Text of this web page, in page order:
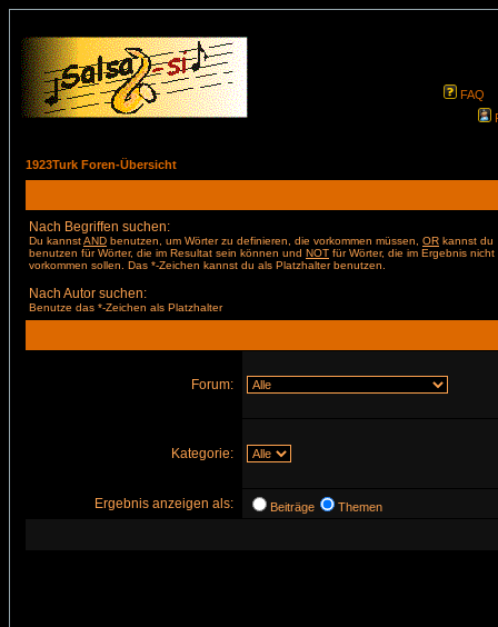
FAQ
1923Turk Foren-Übersicht
Nach Begriffen suchen:
Du kannstAND benutzen, um Wörter zu definieren, die vorkommen müssen, OR kannst du
benutzen für Wörter, die im Resultat sein können und NOT für Wörter, die im Ergebnis nicht
vorkommen sollen. Das *-Zeichen kannst du als Platzhalter benutzen.
Nach Autor suchen:
Benutze das *-Zeichen als Platzhalter
Forum:
Kategorie:
Ergebnis anzeigen als: Beiträge Themen